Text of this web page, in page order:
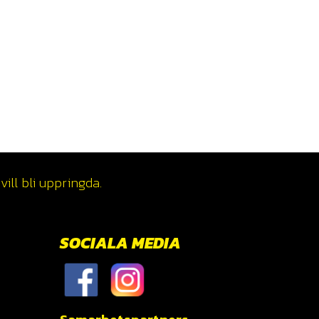
bli uppringda.
SOCIALA MEDIA